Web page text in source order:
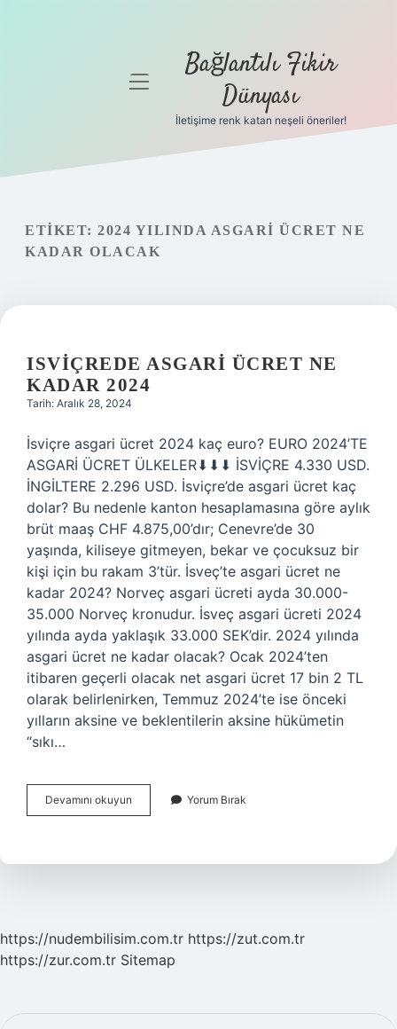
Gizlilik
Yasal Uyarı
menüyü
Bağlantılı Fikir
Dünyası
İletişime renk katan neşeli öneriler!
ETIKET: 2024 YILINDA ASGARI ÜCRET NE
KADAR OLACAK
ISVIÇREDE ASGARI ÜCRET NE
KADAR 2024
Tarih: Aralık 28, 2024
İsviçre asgari ücret 2024 kaç euro? EURO 2024’TE
ASGARİ ÜCRET ÜLKELER⬇⬇⬇ İSVİÇRE 4.330 USD.
İNGİLTERE 2.296 USD. İsviçre’de asgari ücret kaç
dolar? Bu nedenle kanton hesaplamasına göre aylık
brüt maaş CHF 4.875,00’dır; Cenevre’de 30
yaşında, kiliseye gitmeyen, bekar ve çocuksuz bir
kişi için bu rakam 3’tür. İsveç’te asgari ücret ne
kadar 2024? Norveç asgari ücreti ayda 30.000-
35.000 Norveç kronudur. İsveç asgari ücreti 2024
yılında ayda yaklaşık 33.000 SEK’dir. 2024 yılında
asgari ücret ne kadar olacak? Ocak 2024’ten
itibaren geçerli olacak net asgari ücret 17 bin 2 TL
olarak belirlenirken, Temmuz 2024’te ise önceki
yılların aksine ve beklentilerin aksine hükümetin
“sıkı…
Devamını okuyun Isviçrede
Asgari
Kadar
Yorum Bırak
https://nudembilisim.com.tr https://zut.com.tr
https://zur.com.tr Sitemap